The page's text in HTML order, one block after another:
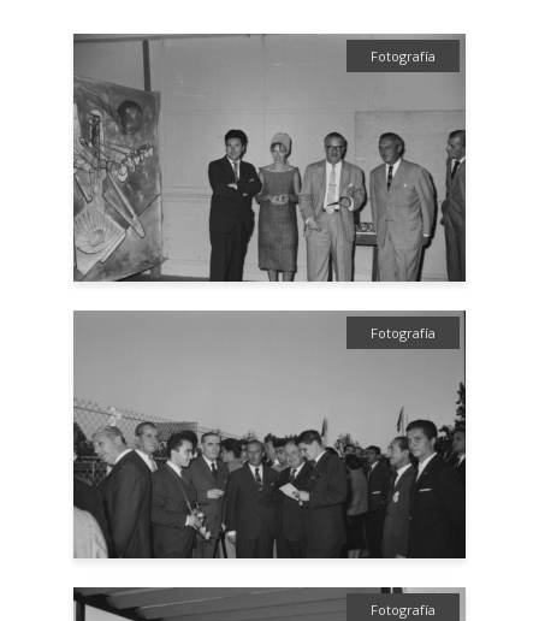
Fotografía
Fotografía
Fotografía